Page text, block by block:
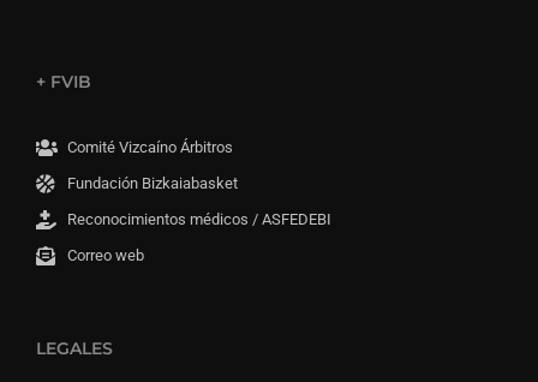
+ FVIB
Comité Vizcaíno Árbitros
Fundación Bizkaiabasket
Reconocimientos médicos / ASFEDEBI
Correo web
LEGALES